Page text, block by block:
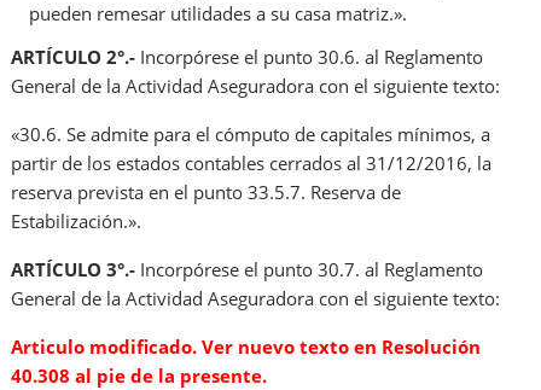
pueden remesar utilidades a su casa matriz.».
ARTÍCULO 2°.- Incorpórese el punto 30.6. al Reglamento
General de la Actividad Aseguradora con el siguiente texto:
«30.6. Se admite para el cómputo de capitales mínimos, a
partir de los estados contables cerrados al 31/12/2016, la
reserva prevista en el punto 33.5.7. Reserva de
Estabilización.».
ARTÍCULO 3°.- Incorpórese el punto 30.7. al Reglamento
General de la Actividad Aseguradora con el siguiente texto:
Articulo modificado. Ver nuevo texto en Resolución
40.308 al pie de la presente.